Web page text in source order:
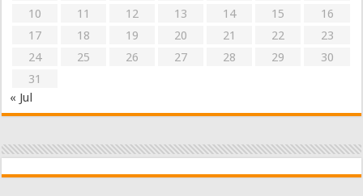
10
11 12 13 14 15
16
17
18 19 20 21 22
23
24
25 26 27 28 29
30
31
« Jul